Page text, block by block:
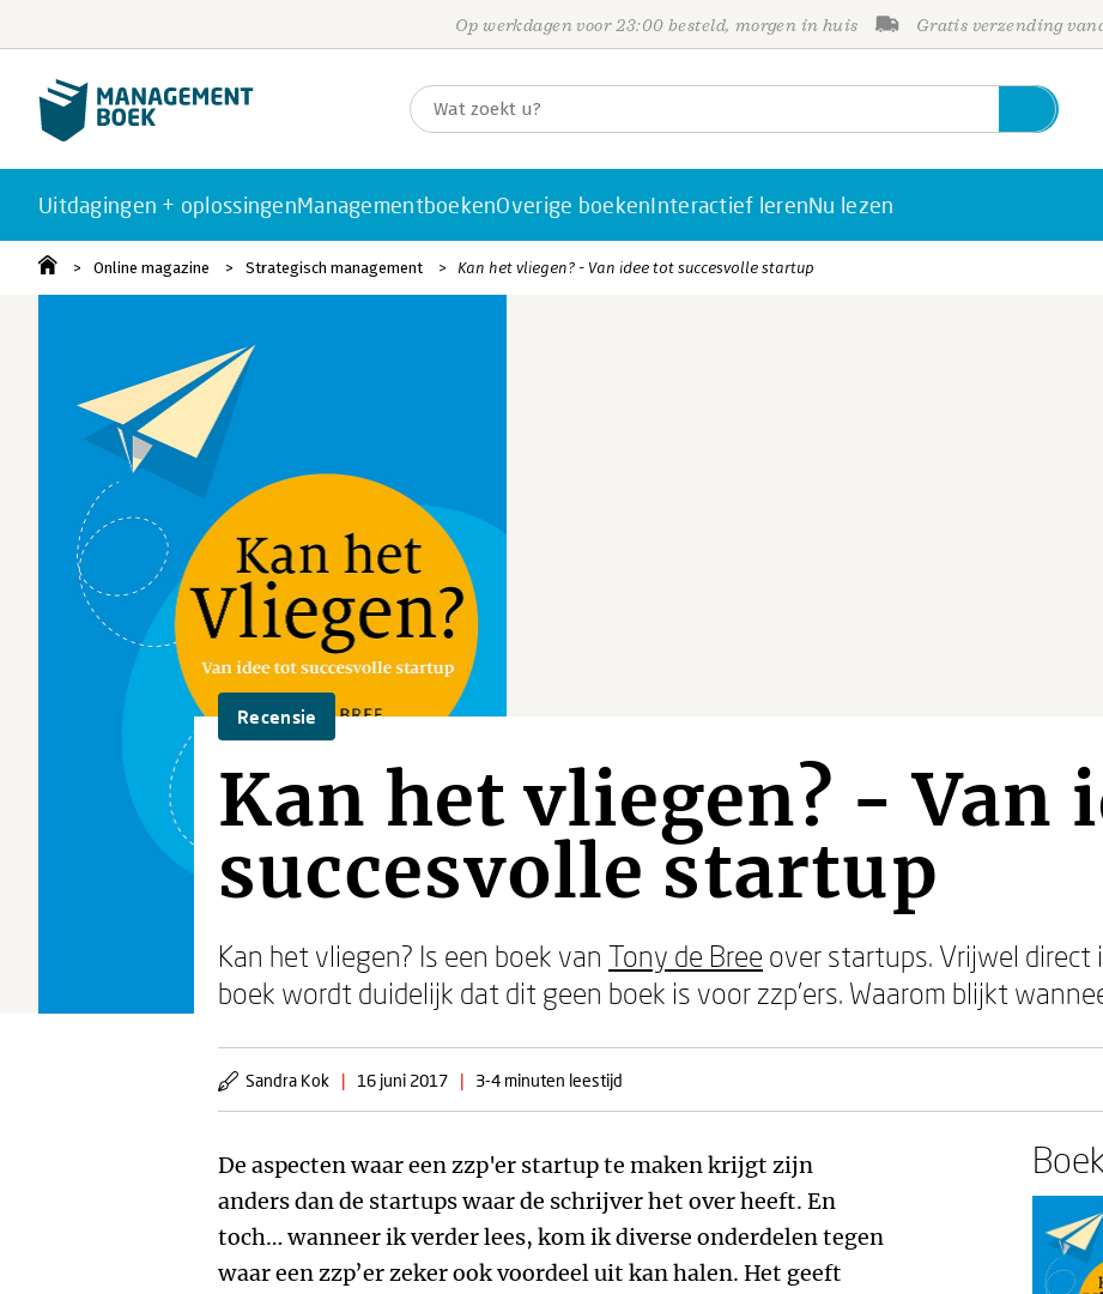
Op werkdagen voor 23:00 besteld, morgen in huis Gratis verzending
Uitdagingen + oplossingenManagementboekenOverige boekenInteractief lerenNu lezen
Online magazine Strategisch management Kan het vliegen? - Van idee tot succesvolle startup
Recensie
Kan het vliegen? - Van
succesvolle startup
Kan het vliegen? Is een boek van Tony de Bree over startups. Vrijwel direct
boek wordt duidelijk dat dit geen boek is voor zzp'ers. Waarom blijkt
Sandra Kok | 16 juni 2017 | 3-4 minuten leestijd
De aspecten waar een zzp'er startup te maken krijgt zijn
anders dan de startups waar de schrijver het over heeft. En
toch… wanneer ik verder lees, kom ik diverse onderdelen tegen
waar een zzp’er zeker ook voordeel uit kan halen. Het geeft